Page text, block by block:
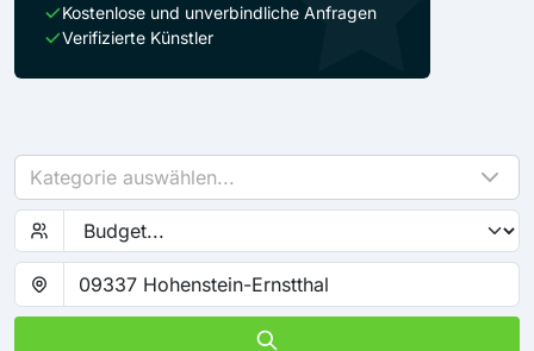
Kostenlose und unverbindliche Anfragen
Verifizierte Künstler
Kategorie auswählen...